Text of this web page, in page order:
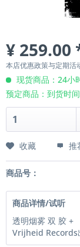
¥ 259.00
本店优惠政策与定期活
现货商品：24小
预定商品：到货时
收藏 推
商品号：
商品详情/试听
透明烟雾 双 胶 +
Vrijheid Records